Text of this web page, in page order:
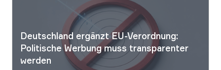
Deutschland ergänzt EU-Verordnung:
Politische Werbung muss transparenter
werden